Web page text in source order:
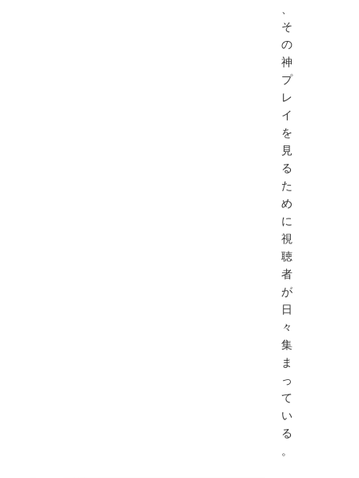
、
そ
の
神
プ
レ
イ
を
見
る
た
め
に
視
聴
者
が
日
々
集
ま
っ
て
い
る
。